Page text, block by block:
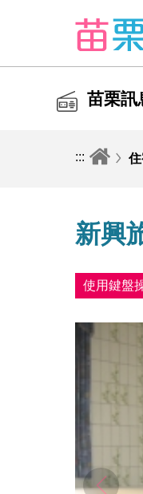
苗栗訊
:::
新興
使用鍵盤